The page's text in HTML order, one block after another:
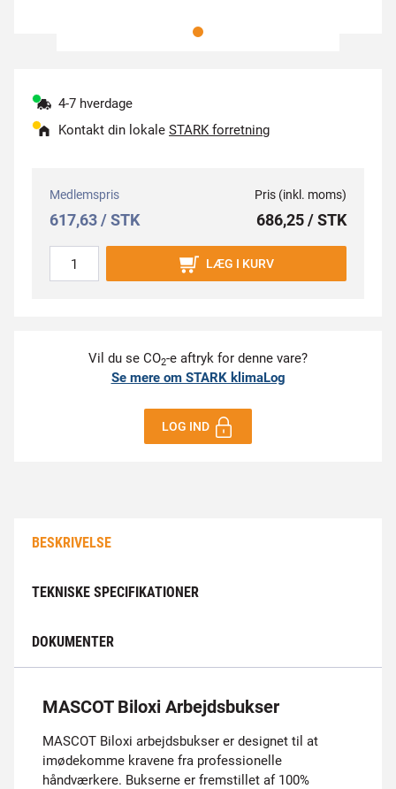
4-7 hverdage
Kontakt din lokale STARK forretning
Medlemspris
617,63 / STK
Pris (inkl. moms)
686,25 / STK
LÆG I KURV
Vil du se CO2-e aftryk for denne vare?
Se mere om STARK klimaLog
LOG IND
BESKRIVELSE
TEKNISKE SPECIFIKATIONER
DOKUMENTER
MASCOT Biloxi Arbejdsbukser
MASCOT Biloxi arbejdsbukser er designet til at
imødekomme kravene fra professionelle
håndværkere. Bukserne er fremstillet af 100%